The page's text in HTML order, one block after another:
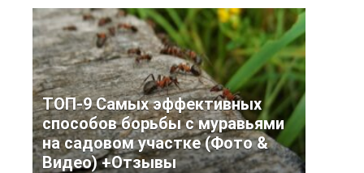
ТОП-9 Самых эффективных
способов борьбы с муравьями
на садовом участке (Фото &
Видео) +Отзывы